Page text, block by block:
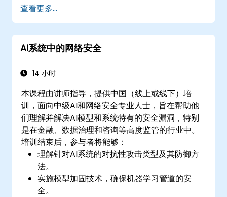
小权限访问、护栏和红队测试，帮助开发者构建在
真实环境中安全、可靠和弹性的AI功能。
查看更多...
AI系统中的网络安全
14 小时
本课程由讲师指导，提供中国（线上或线下）培
训，面向中级AI和网络安全专业人士，旨在帮助他
们理解并解决AI模型和系统特有的安全漏洞，特别
是在金融、数据治理和咨询等高度监管的行业中。
培训结束后，参与者将能够：
理解针对AI系统的对抗性攻击类型及其防御方
法。
实施模型加固技术，确保机器学习管道的安
全。